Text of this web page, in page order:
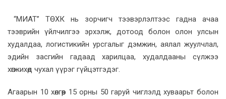
“МИАТ” ТӨХК нь зорчигч тээвэрлэлтээс гадна ачаа
тээврийн үйлчилгээ эрхэлж, дотоод болон олон улсын
худалдаа, логистикийн урсгалыг дэмжин, аялал жуулчлал,
эдийн засгийн гадаад харилцаа, худалдааны сүлжээ
хөгжихөд чухал үүрэг гүйцэтгэдэг.
Агаарын 10 хөлгөөр 15 орны 50 гаруй чиглэлд хуваарьт болон